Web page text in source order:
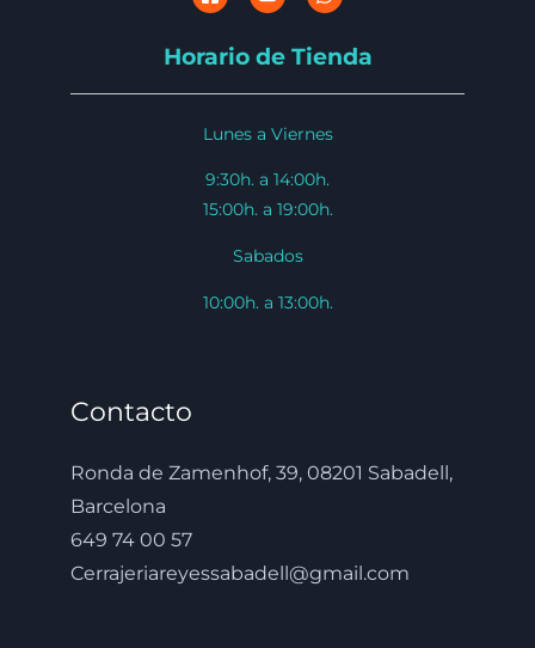
Horario de Tienda
Lunes a Viernes
9:30h. a 14:00h.
15:00h. a 19:00h.
Sabados
10:00h. a 13:00h.
Contacto
Ronda de Zamenhof, 39, 08201 Sabadell,
Barcelona
649 74 00 57
Cerrajeriareyessabadell@gmail.com